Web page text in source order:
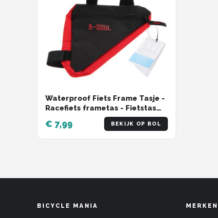
Waterproof Fiets Frame Tasje -
Racefiets frametas - Fietstas
Fietsframe Wielrennen -
Driehoek Opberghoes - B-Soul
(rood) - Waterafstotend
€ 7,99 BEKIJK OP BOL
BICYCLE MANIA MERKEN